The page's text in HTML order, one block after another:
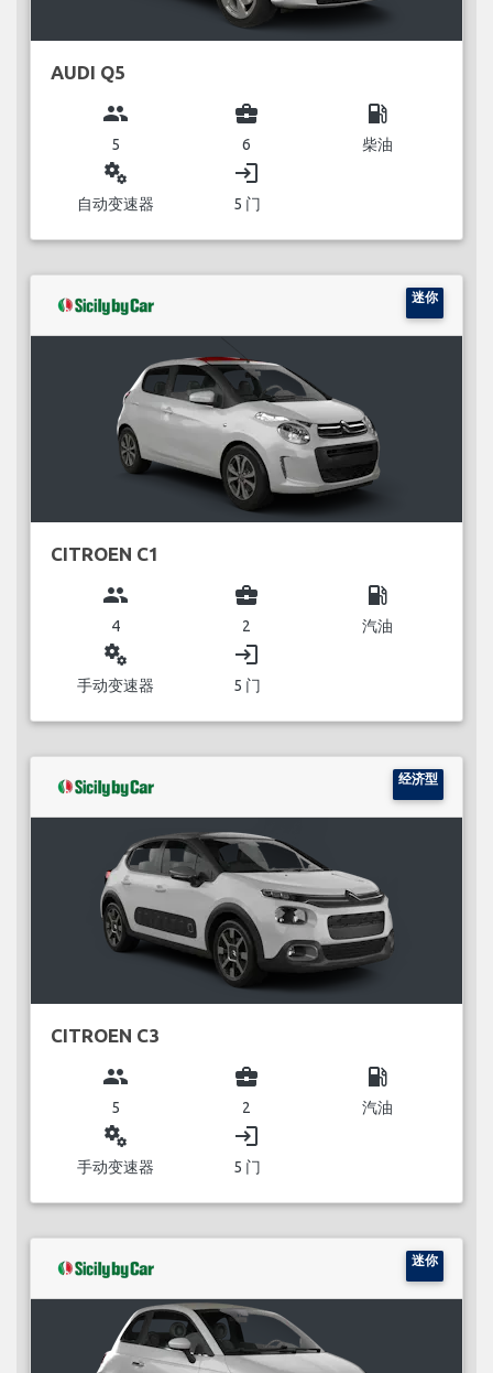
AUDI Q5
group
5
business_center
6
local_gas_station
柴油
miscellaneous_services
自动变速器
login
5 门
迷你
CITROEN C1
group
4
business_center
2
local_gas_station
汽油
miscellaneous_services
手动变速器
login
5 门
经济型
CITROEN C3
group
5
business_center
2
local_gas_station
汽油
miscellaneous_services
手动变速器
login
5 门
迷你